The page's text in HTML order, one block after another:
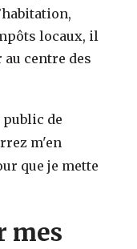
locaux, il
centre des
public de
m'en
que je mette
mes